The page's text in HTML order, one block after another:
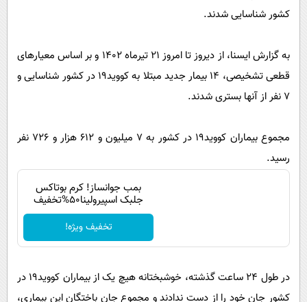
گوناگون
حوادث
آشپزی
دانلود
کشور شناسایی شدند.
به گزارش ایسنا، از دیروز تا امروز ۲۱ تیرماه ۱۴۰۲ و بر اساس معیارهای
قطعی تشخیصی، ۱۴ بیمار جدید مبتلا به کووید۱۹ در کشور شناسایی و
۷ نفر از آنها بستری شدند.
مجموع بیماران کووید۱۹ در کشور به ۷ میلیون و ۶۱۲ هزار و ۷۲۶ نفر
رسید.
بمب جوانساز! کرم بوتاکس
جلبک اسپیرولینا50%تخفیف
تخفیف ویژه!
در طول ۲۴ ساعت گذشته، خوشبختانه هیچ یک از بیماران کووید۱۹ در
کشور جان خود را از دست ندادند و مجموع جان باختگان این بیماری،